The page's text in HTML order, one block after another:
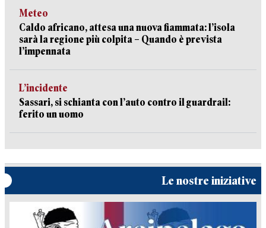
Meteo
Caldo africano, attesa una nuova fiammata: l’isola
sarà la regione più colpita – Quando è prevista
l’impennata
L’incidente
Sassari, si schianta con l’auto contro il guardrail:
ferito un uomo
Le nostre iniziative